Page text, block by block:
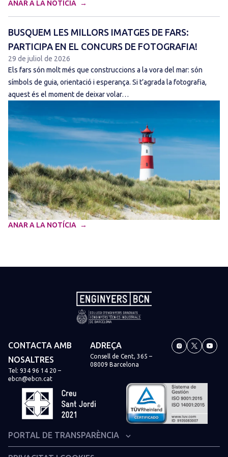
ANAR A LA NOTÍCIA
BUSQUEM LES MILLORS IMATGES DE FARS:
PARTICIPA EN EL CONCURS DE FOTOGRAFIA!
29 de juliol de 2026
Els fars són molt més que construccions a la vora del mar: són
símbols de guia, orientació i esperança. Si t’agrada la fotografia,
aquest és el moment de deixar volar…
ANAR A LA NOTÍCIA
CONTACTA AMB
NOSALTRES
Tel: 934 96 14 20 –
ebcn@ebcn.cat
ADREÇA
Consell de Cent, 365 –
08009 Barcelona
PORTAL DE TRANSPARÈNCIA